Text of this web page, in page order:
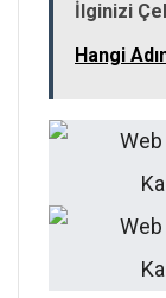
İlginizi
Hangi